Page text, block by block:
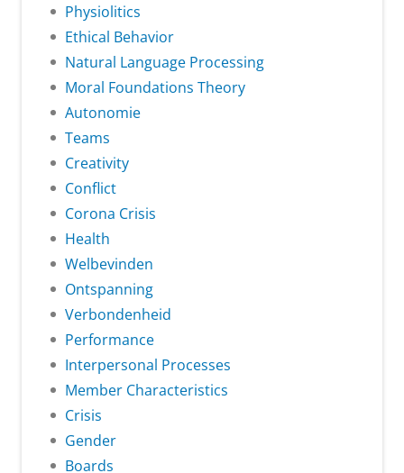
Physiolitics
Ethical Behavior
Natural Language Processing
Moral Foundations Theory
Autonomie
Teams
Creativity
Conflict
Corona Crisis
Health
Welbevinden
Ontspanning
Verbondenheid
Performance
Interpersonal Processes
Member Characteristics
Crisis
Gender
Boards